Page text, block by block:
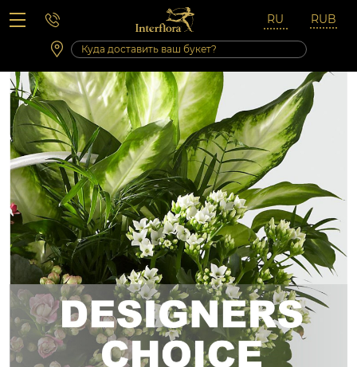
Вопросы-ответы
Сб 10:00 ‐ 14:00
Выходные и праздничные дни